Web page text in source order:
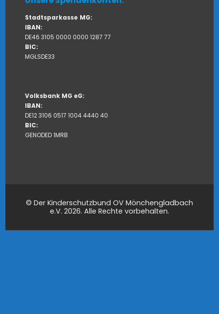
Stadtsparkasse MG:
IBAN:
DE46 3105 0000 0000 1287 77
BIC:
MGLSDE33
Volksbank MG eG:
IBAN:
DE12 3106 0517 1004 4440 40
BIC:
GENODED 1MRB
© Der Kinderschutzbund OV Mönchengladbach
e.V. 2026. Alle Rechte vorbehalten.